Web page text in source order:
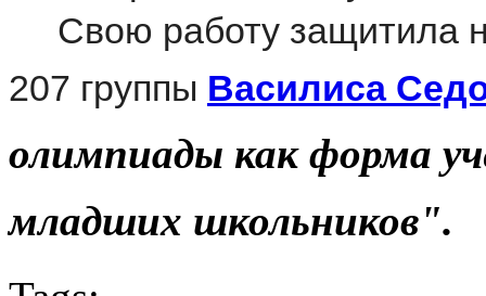
Свою работу защитила
207 группы Василиса
олимпиады как форма
младших школьников".